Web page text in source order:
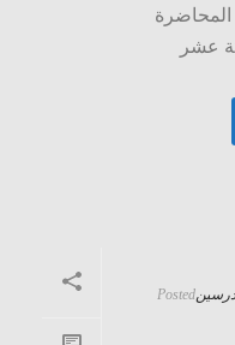
المحاضرة
عشر
Posted